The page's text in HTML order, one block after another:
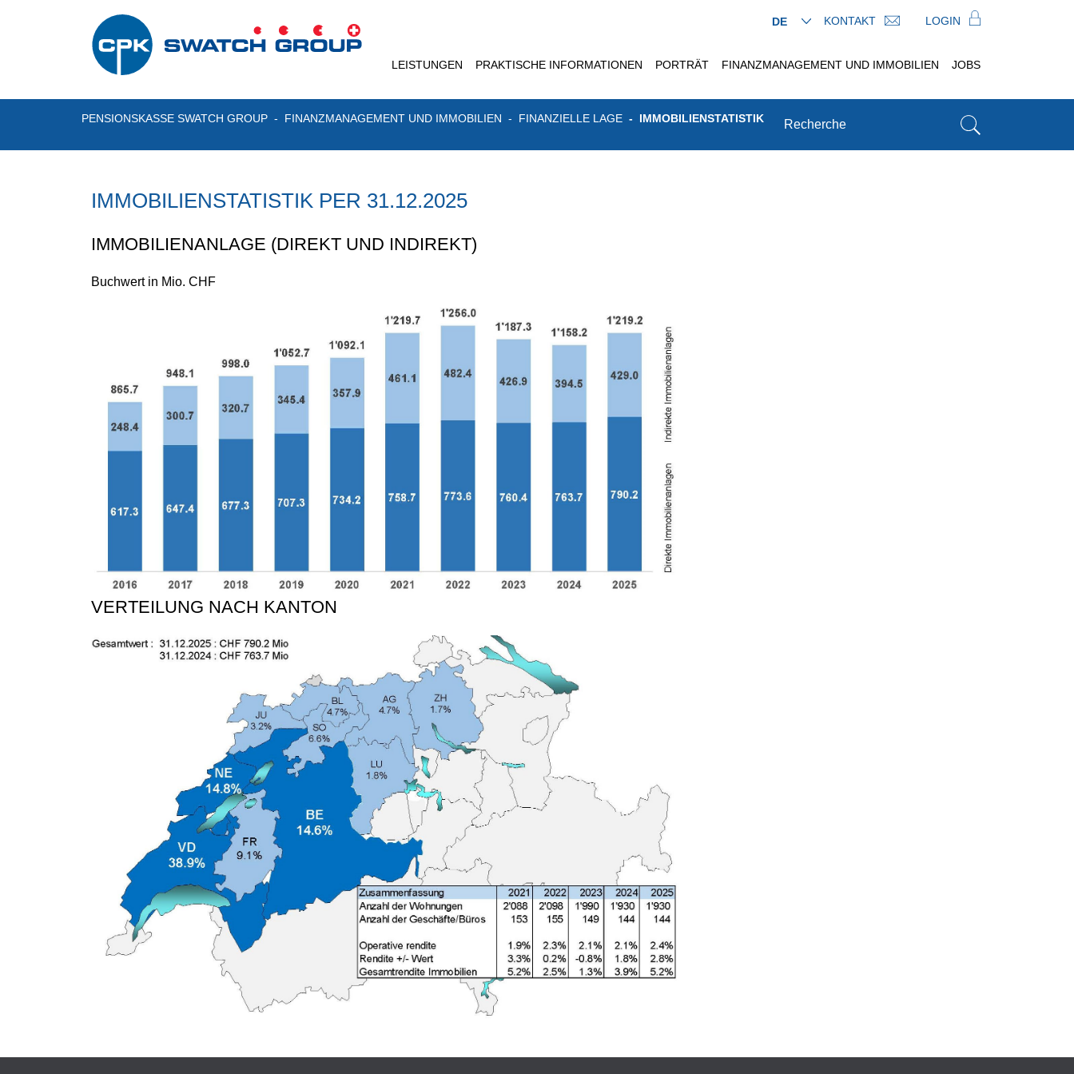
DE KONTAKT LOGIN
LEISTUNGEN PRAKTISCHE INFORMATIONEN PORTRÄT FINANZMANAGEMENT UND IMMOBILIEN JOBS
PENSIONSKASSE SWATCH GROUP FINANZMANAGEMENT UND IMMOBILIEN FINANZIELLE LAGE IMMOBILIENSTATISTIK
IMMOBILIENSTATISTIK PER 31.12.2025
IMMOBILIENANLAGE (DIREKT UND INDIREKT)
Buchwert in Mio. CHF
VERTEILUNG NACH KANTON